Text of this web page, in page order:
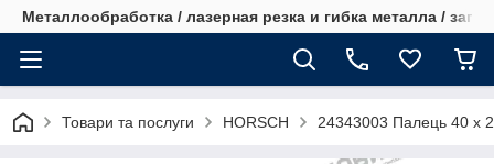
Металлообработка / лазерная резка и гибка металла /
Товари та послуги HORSCH 24343003 Палець 40 x